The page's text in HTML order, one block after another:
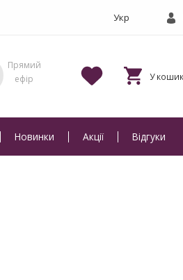
Новинки Акції Відгуки